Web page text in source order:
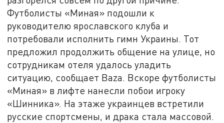
Футболисты «Миная» подошли к
руководителю ярославского клуба и
потребовали исполнить гимн Украины. Тот
предложил продолжить общение на улице, но
сотрудникам отеля удалось уладить
ситуацию, сообщает Baza. Вскоре футболисты
«Миная» в лифте нанесли побои игроку
«Шинника». На этаже украинцев встретили
русские спортсмены, и драка стала массовой.